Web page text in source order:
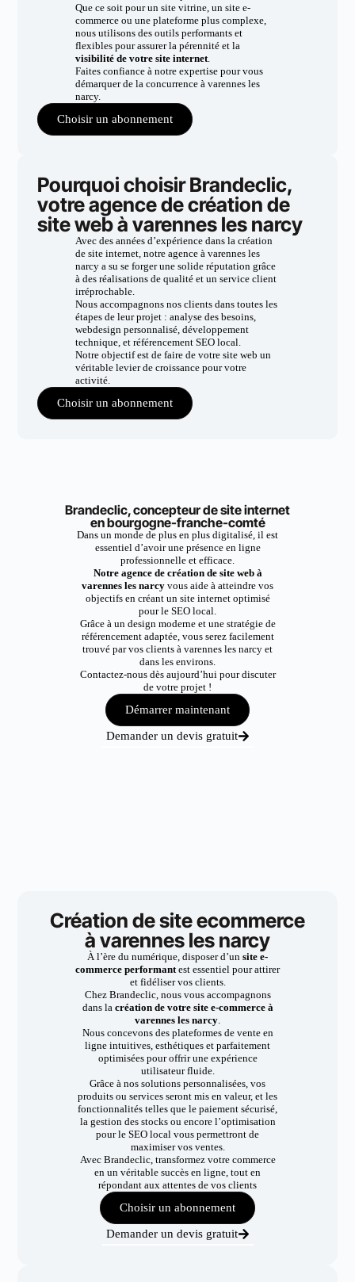
Que ce soit pour un site vitrine, un site e-
commerce ou une plateforme plus complexe,
nous utilisons des outils performants et
flexibles pour assurer la pérennité et la
visibilité de votre site internet.
Faites confiance à notre expertise pour vous
démarquer de la concurrence à varennes les
narcy.
Choisir un abonnement
Pourquoi choisir Brandeclic,
votre agence de création de
site web à varennes les narcy
Avec des années d’expérience dans la création
de site internet, notre agence à varennes les
narcy a su se forger une solide réputation grâce
à des réalisations de qualité et un service client
irréprochable.
Nous accompagnons nos clients dans toutes les
étapes de leur projet : analyse des besoins,
webdesign personnalisé, développement
technique, et référencement SEO local.
Notre objectif est de faire de votre site web un
véritable levier de croissance pour votre
activité.
Choisir un abonnement
Brandeclic, concepteur de site internet
en bourgogne-franche-comté
Dans un monde de plus en plus digitalisé, il est
essentiel d’avoir une présence en ligne
professionnelle et efficace.
Notre agence de création de site web à
varennes les narcy vous aide à atteindre vos
objectifs en créant un site internet optimisé
pour le SEO local.
Grâce à un design moderne et une stratégie de
référencement adaptée, vous serez facilement
trouvé par vos clients à varennes les narcy et
dans les environs.
Contactez-nous dès aujourd’hui pour discuter
de votre projet !
Démarrer maintenant
Demander un devis gratuit
Création de site ecommerce
à varennes les narcy
À l’ère du numérique, disposer d’un site e-
commerce performantest essentiel pour attirer
et fidéliser vos clients.
Chez Brandeclic, nous vous accompagnons
dans la création de votre site e-commerce à
varennes les narcy.
Nous concevons des plateformes de vente en
ligne intuitives, esthétiques et parfaitement
optimisées pour offrir une expérience
utilisateur fluide.
Grâce à nos solutions personnalisées, vos
produits ou services seront mis en valeur, et les
fonctionnalités telles que le paiement sécurisé,
la gestion des stocks ou encore l’optimisation
pour le SEO local vous permettront de
maximiser vos ventes.
Avec Brandeclic, transformez votre commerce
en un véritable succès en ligne, tout en
répondant aux attentes de vos clients
Choisir un abonnement
Demander un devis gratuit